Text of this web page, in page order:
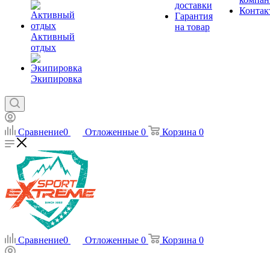
Активный
отдых
Экипировка
доставки
Гарантия
на товар
Сравнение0 Отложенные 0 Корзина 0
Сравнение0 Отложенные 0 Корзина 0